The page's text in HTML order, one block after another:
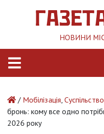
НОВИНИ
/ Мобілізація Суспільство
бронь: кому все одно
2026 року